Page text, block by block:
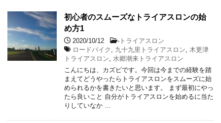
初心者のスムーズなトライアスロンの始
め方1
2020/10/12 -トライアスロン
ロードバイク
九十九里トライアスロン
木更津
トライアスロン
水郷潮来トライアスロン
こんにちは、カズピです。今回は今までの経験を踏
まえてどうやったらトライアスロンをスムーズに始
められるかを書きたいと思います。 まず最初にやっ
たら良いこと 自分がトライアスロンを始めるに当た
りしていなか …